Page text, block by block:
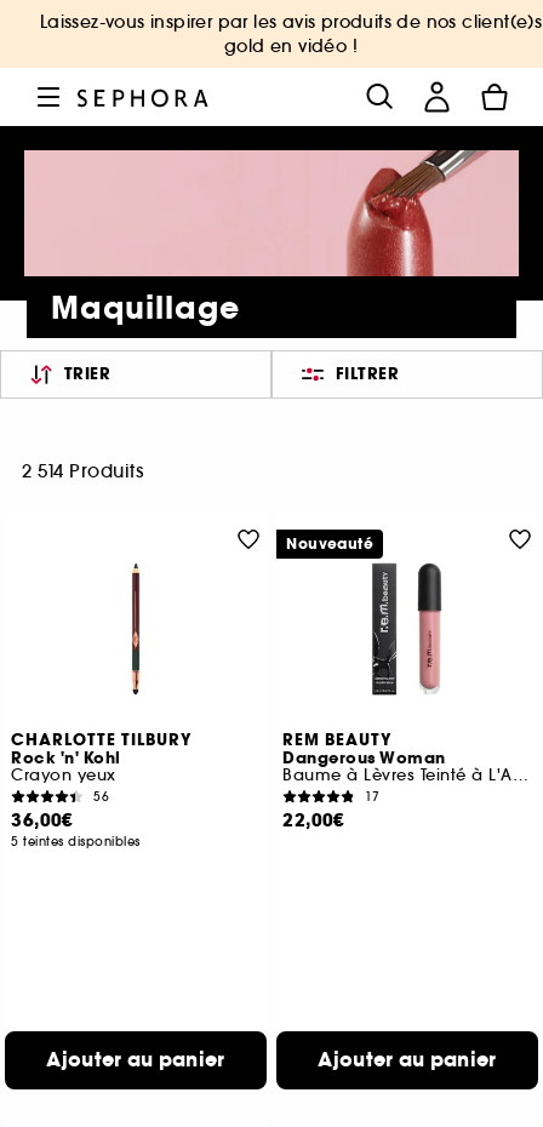
Laissez-vous inspirer par les avis produits de nos client(e)s
gold en vidéo !
Maquillage
TRIER FILTRER
2 514 Produits
CHARLOTTE TILBURY
Rock 'n' Kohl
Crayon yeux
56
36,00€
5 teintes disponibles
Ajouter au panier
REM BEAUTY
Dangerous Woman
Baume à Lèvres Teinté à L'Acide Hyaluronique
17
22,00€
Ajouter au panier
Nouveauté